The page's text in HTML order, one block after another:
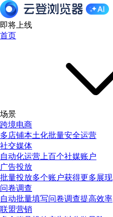
即将上线
首页
场景
跨境电商
多店铺本土化批量安全运营
社交媒体
自动化运营上百个社媒账户
广告投放
批量投放多个账户获得更多展现
问卷调查
自动批量填写问卷调查提高效率
联盟营销